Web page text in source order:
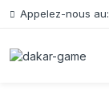
Appelez-nous au: